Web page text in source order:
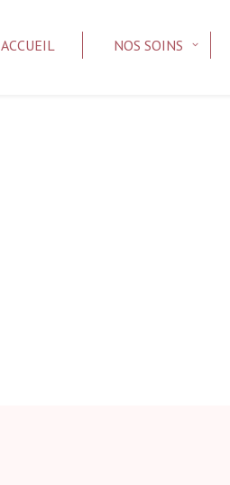
ACCUEIL NOS SOINS